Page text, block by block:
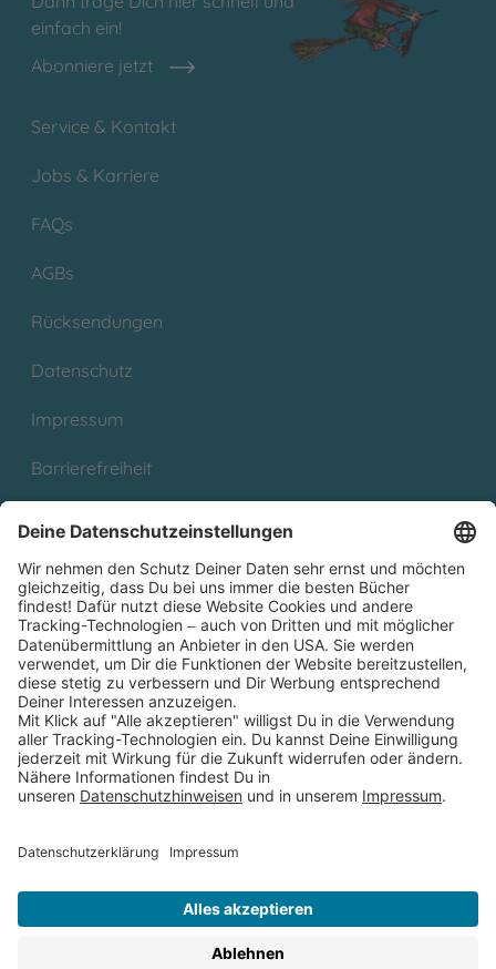
einfach ein!
Abonniere jetzt
Service & Kontakt
Jobs & Karriere
FAQs
AGBs
Rücksendungen
Datenschutz
Impressum
Barrierefreiheit
Partnerprogramm (Affiliate)
Folge uns auf
* Versandkostenfrei ab 9,00 € Bestellwert innerhalb
Deutschlands
** Lieferzeit 1-3 Werktage innerhalb Deutschlands
Thienemann-Esslinger Verlag GmbH, Blumenstraße 36, D-70182